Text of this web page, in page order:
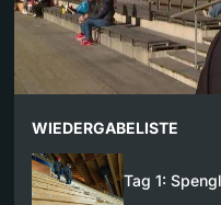
WIEDERGABELISTE
Tag 1: